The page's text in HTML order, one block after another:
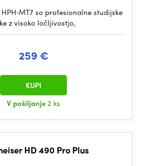
so profesionalne studijske
z visoko ločljivostjo,
259 €
V pošiljanje2 ks
KUPI
HD 490 Pro Plus